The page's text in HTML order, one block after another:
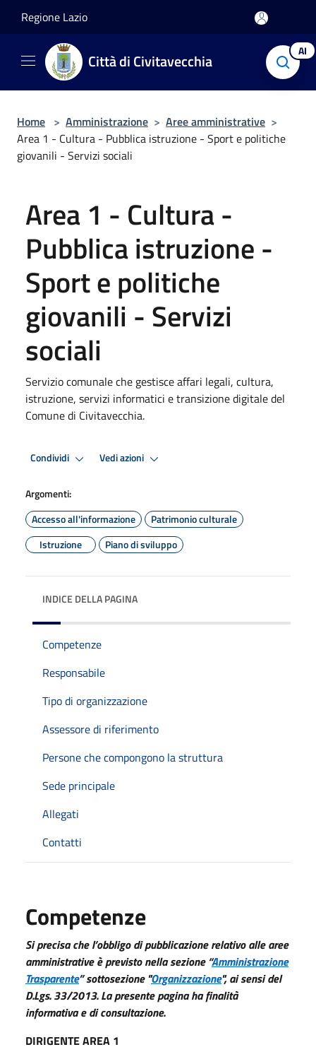
Regione Lazio
Città di Civitavecchia AI
Home > Amministrazione > Aree amministrative >
Area 1 - Cultura - Pubblica istruzione - Sport e politiche
giovanili - Servizi sociali
Area 1 - Cultura -
Pubblica istruzione -
Sport e politiche
giovanili - Servizi
sociali
Servizio comunale che gestisce affari legali, cultura,
istruzione, servizi informatici e transizione digitale del
Comune di Civitavecchia.
Condividi Vedi azioni
Argomenti:
Accesso all'informazione
Patrimonio culturale
Istruzione
Piano di sviluppo
INDICE DELLA PAGINA
Competenze
Responsabile
Tipo di organizzazione
Assessore di riferimento
Persone che compongono la struttura
Sede principale
Allegati
Contatti
Competenze
Si precisa che l’obbligo di pubblicazione relativo alle aree
amministrative è previsto nella sezione “Amministrazione
Trasparente” sottosezione "Organizzazione", ai sensi del
D.Lgs. 33/2013. La presente pagina ha finalità
informativa e di consultazione.
DIRIGENTE AREA 1